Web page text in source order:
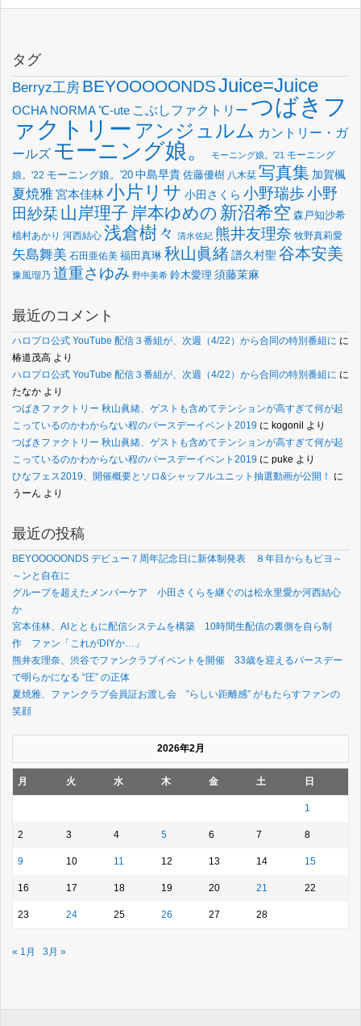
タグ
Berryz工房 BEYOOOOONDSJuice=Juice
OCHA NORMA℃-ute こぶしファクトリー つばきフ
ァクトリー アンジュルム カントリー・ガ
ールズ モーニング娘。 モーニング娘。'21 モーニング
娘。'22 モーニング娘。'20 中島早貴 佐藤優樹 八木栞 写真集 加賀楓
夏焼雅宮本佳林小片リサ 小田さくら 小野瑞歩小野
田紗栞 山岸理子 岸本ゆめの 新沼希空 森戸知沙希
植村あかり 河西結心 浅倉樹々 清水佐紀 熊井友理奈 牧野真莉愛
矢島舞美 石田亜佑美 福田真琳 秋山眞緒譜久村聖 谷本安美
豫風瑠乃 道重さゆみ 野中美希 鈴木愛理 須藤茉麻
最近のコメント
ハロプロ公式 YouTube 配信３番組が、次週（4/22）から合同の特別番組に に
椿道茂高 より
ハロプロ公式 YouTube 配信３番組が、次週（4/22）から合同の特別番組に に
たなか より
つばきファクトリー 秋山眞緒、ゲストも含めてテンションが高すぎて何が起
こっているのかわからない程のバースデーイベント2019 に kogonil より
つばきファクトリー 秋山眞緒、ゲストも含めてテンションが高すぎて何が起
こっているのかわからない程のバースデーイベント2019 に puke より
ひなフェス2019、開催概要とソロ&シャッフルユニット抽選動画が公開！
に
うーん より
最近の投稿
BEYOOOOONDS デビュー７周年記念日に新体制発表 ８年目からもビヨ～
～ンと自在に
グループを超えたメンバーケア 小田さくらを継ぐのは松永里愛か河西結心
か
宮本佳林、AIとともに配信システムを構築 10時間生配信の裏側を自ら制
作 ファン「これがDIYか…」
熊井友理奈、渋谷でファンクラブイベントを開催 33歳を迎えるバースデー
で明らかになる “圧” の正体
夏焼雅、ファンクラブ会員証お渡し会 ”らしい距離感” がもたらすファンの
笑顔
2026年2月
月 火 水 木 金 土 日
1
2 3 4 5 6 7 8
9 10 11 12 13 14 15
16 17 18 19 20 21 22
23 24 25 26 27 28
« 1月 3月 »